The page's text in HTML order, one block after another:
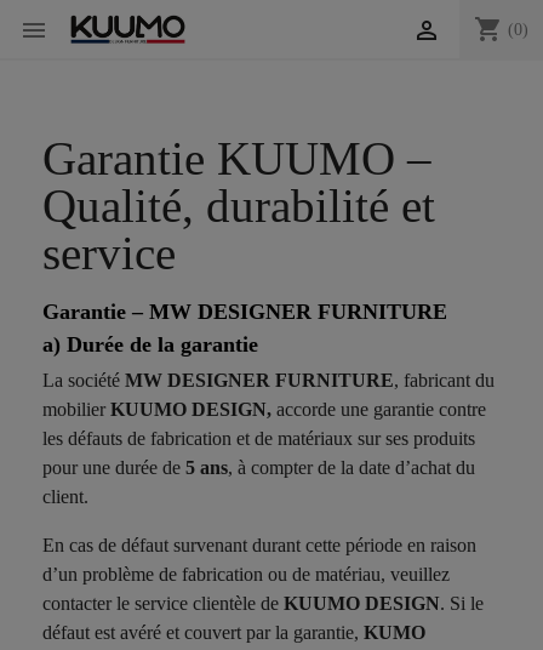
 shopping_cart (0)

Garantie KUUMO –
Qualité, durabilité et
service
Garantie – MW DESIGNER FURNITURE
a) Durée de la garantie
La société MW DESIGNER FURNITURE, fabricant du
mobilier KUUMO DESIGN, accorde une garantie contre
les défauts de fabrication et de matériaux sur ses produits
pour une durée de 5 ans, à compter de la date d’achat du
client.
En cas de défaut survenant durant cette période en raison
d’un problème de fabrication ou de matériau, veuillez
contacter le service clientèle de KUUMO DESIGN. Si le
défaut est avéré et couvert par la garantie, KUMO